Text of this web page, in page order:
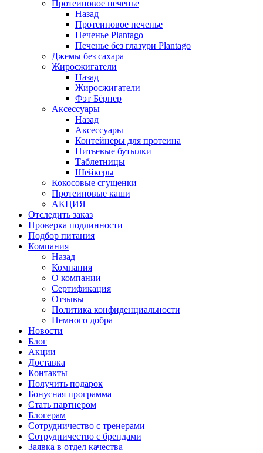
Протеиновое печенье
Назад
Протеиновое печенье
Печенье Plantago
Печенье без глазури Plantago
Джемы без сахара
Жиросжигатели
Назад
Жиросжигатели
Фэт Бёрнер
Аксессуары
Назад
Аксессуары
Контейнеры для протеина
Питьевые бутылки
Таблетницы
Шейкеры
Кокосовые сгущенки
Протеиновые каши
АКЦИЯ
Отследить заказ
Проверка подлинности
Подбор питания
Компания
Назад
Компания
О компании
Сертификация
Отзывы
Политика конфиденциальности
Немного добра
Новости
Блог
Акции
Доставка
Контакты
Получить подарок
Бонусная программа
Стать партнером
Блогерам
Сотрудничество с тренерами
Сотрудничество с брендами
Заявка в отдел качества